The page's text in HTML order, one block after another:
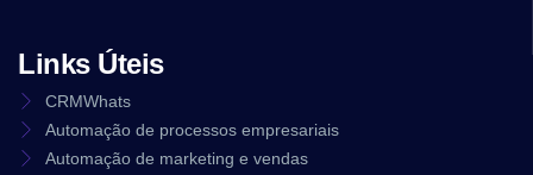
Links Úteis
CRMWhats
Automação de processos empresariais
Automação de marketing e vendas